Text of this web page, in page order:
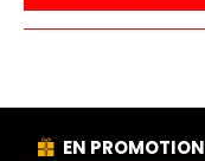
EN PROMOTION